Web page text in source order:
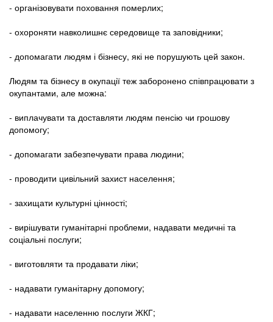
- організовувати поховання померлих;
- охороняти навколишнє середовище та заповідники;
- допомагати людям і бізнесу, які не порушують цей закон.
Людям та бізнесу в окупації теж заборонено співпрацювати з
окупантами, але можна:
- виплачувати та доставляти людям пенсію чи грошову
допомогу;
- допомагати забезпечувати права людини;
- проводити цивільний захист населення;
- захищати культурні цінності;
- вирішувати гуманітарні проблеми, надавати медичні та
соціальні послуги;
- виготовляти та продавати ліки;
- надавати гуманітарну допомогу;
- надавати населенню послуги ЖКГ;